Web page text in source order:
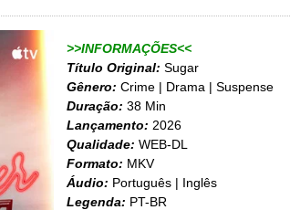
>>INFORMAÇÕES<<
Título Original: Sugar
Gênero: Crime | Drama | Suspense
Duração: 38 Min
Lançamento: 2026
Qualidade: WEB-DL
Formato: MKV
Áudio: Português | Inglês
Legenda: PT-BR